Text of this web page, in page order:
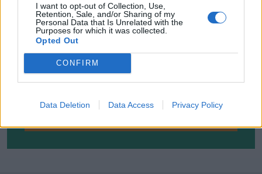
I want to opt-out of Collection, Use,
Retention, Sale, and/or Sharing of my
Personal Data that Is Unrelated with the
Purposes for which it was collected.
Opted Out
CONFIRM
Data Deletion Data Access Privacy Policy
ΕΓΓΡΑΦΕΙΤΕ ΓΙΑ ΝΑ ΠΑΙΡΝΕΤΕ ΤΙΣ
ΤΕΛΕΥΤΑΙΕΣ ΜΑΣ ΕΝΗΜΕΡΩΣΕΙΣ